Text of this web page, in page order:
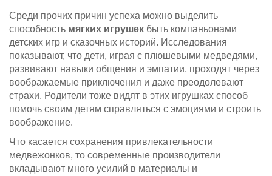
Среди прочих причин успеха можно выделить
способность мягких игрушек быть компаньонами
детских игр и сказочных историй. Исследования
показывают, что дети, играя с плюшевыми медведями,
развивают навыки общения и эмпатии, проходят через
воображаемые приключения и даже преодолевают
страхи. Родители тоже видят в этих игрушках способ
помочь своим детям справляться с эмоциями и строить
воображение.
Что касается сохранения привлекательности
медвежонков, то современные производители
вкладывают много усилий в материалы и